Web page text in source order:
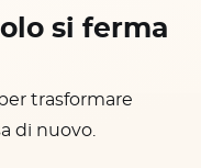
si ferma
trasformare
di nuovo.